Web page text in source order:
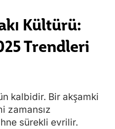
Kültürü:
Trendleri
kalbidir. Bir akşamki
zamansız
sürekli evrilir.